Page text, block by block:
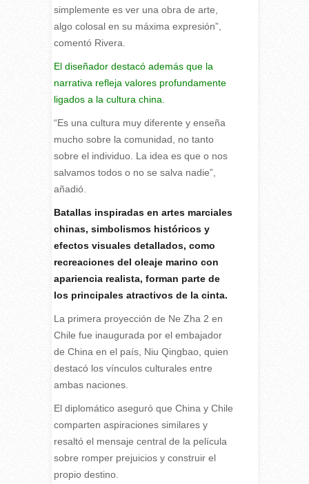
simplemente es ver una obra de arte,
algo colosal en su máxima expresión”,
comentó Rivera.
El diseñador destacó además que la
narrativa refleja valores profundamente
ligados a la cultura china.
“Es una cultura muy diferente y enseña
mucho sobre la comunidad, no tanto
sobre el individuo. La idea es que o nos
salvamos todos o no se salva nadie”,
añadió.
Batallas inspiradas en artes marciales
chinas, simbolismos históricos y
efectos visuales detallados, como
recreaciones del oleaje marino con
apariencia realista, forman parte de
los principales atractivos de la cinta.
La primera proyección de Ne Zha 2 en
Chile fue inaugurada por el embajador
de China en el país, Niu Qingbao, quien
destacó los vínculos culturales entre
ambas naciones.
El diplomático aseguró que China y Chile
comparten aspiraciones similares y
resaltó el mensaje central de la película
sobre romper prejuicios y construir el
propio destino.